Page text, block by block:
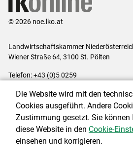
© 2026 noe.lko.at
Landwirtschaftskammer
Wiener Straße 64, 3100 St. Pölten
Telefon: +43 (0)5 0259
Impressum|Kontakt|
Cookie-Einstellungen
Die Website wird mit den
Cookies ausgeführt. Andere
Zustimmung gesetzt. Sie können
diese Website in den Cookie-
einsehen und korrigieren.